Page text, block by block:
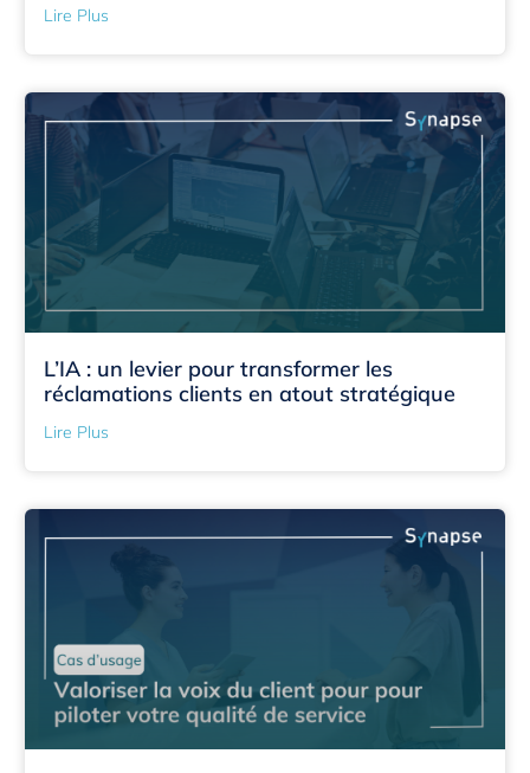
Lire Plus
L’IA : un levier pour transformer les
réclamations clients en atout stratégique
Lire Plus